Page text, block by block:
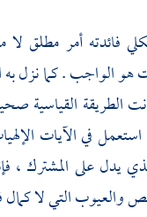
فائدته أمر مطلق
هو الواجب . كما نزل به
الطريقة القياسية
استعمل في الآيات
يدل على المشترك ،
والعيوب التي لا كمال